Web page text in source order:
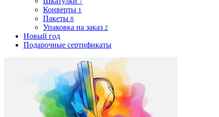
Конверты 1
Пакеты 8
Упаковка на заказ 2
Новый год
Подарочные сертификаты